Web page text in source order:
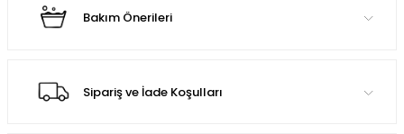
Bakım Önerileri
Sipariş ve İade Koşulları